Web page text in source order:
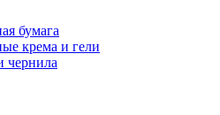
бумага
крема и гели
чернила